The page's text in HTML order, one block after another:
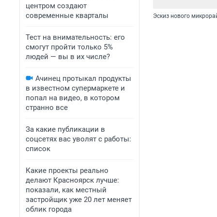
центром создают
современные кварталы
Тест на внимательность: его
смогут пройти только 5%
людей — вы в их числе?
Ачинец протыкал продукты
в известном супермаркете и
попал на видео, в котором
странно все
За какие публикации в
соцсетях вас уволят с работы:
список
Какие проекты реально
делают Красноярск лучше:
показали, как местный
застройщик уже 20 лет меняет
облик города
Эскиз нового